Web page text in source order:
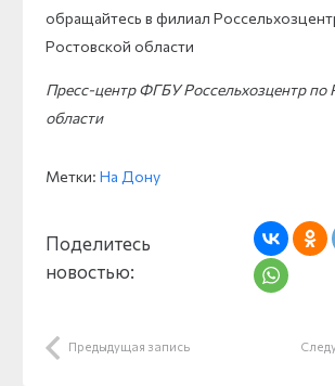
обращайтесь в филиал
Ростовской области
Пресс-центр ФГБУ Россельхозцентр по
области
Метки: На Дону
Поделитесь
новостью:
Предыдущая запись